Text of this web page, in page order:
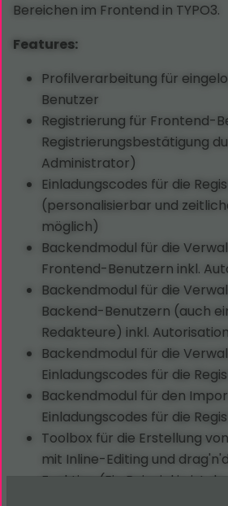
Bereichen im Frontend in TYPO3.
Features:
Profilverarbeitung für
Benutzer
Registrierung für Frontend-
Registrierungsbestätigung
Administrator)
Einladungscodes für die
(personalisierbar und
möglich)
Backendmodul für die
Frontend-Benutzern inkl.
Backendmodul für die
Backend-Benutzern (auch
Redakteure) inkl.
Backendmodul für die
Einladungscodes für die
Backendmodul für den
Einladungscodes für die
Toolbox für die Erstellung
mit Inline-Editing und
Funktion (Ein Beispiel in ist der